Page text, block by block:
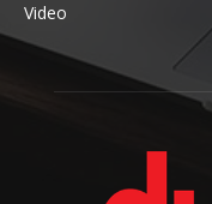
Video